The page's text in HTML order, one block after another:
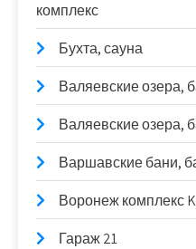
комплекс
Бухта, сауна
Валяевские озера,
Валяевские озера,
Варшавские бани,
Воронеж комплекс
Гараж 21